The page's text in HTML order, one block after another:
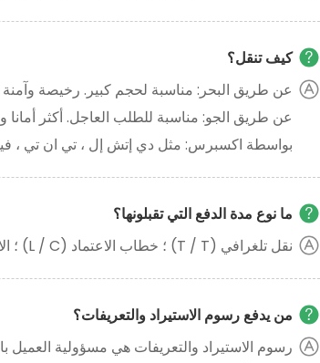
كيف تنقل؟
عن طريق البحر: مناسبة لحجم كبير. رخيصة وآمنة
عن طريق الجو: مناسبة للطلب العاجل. أكثر
بواسطة اكسبرس: مثل دي إتش إل ، تي ان تي ،
ما نوع مدة الدفع التي تقبلونها؟
نقل تلغرافي (T / T) ؛ خطاب الاعتماد (L / C) ؛ الاتحاد الغربي؛ موني جرام. باي بال ...
من يدفع رسوم الاستيراد والتعريفات؟
رسوم الاستيراد والتعريفات هي مسؤولية